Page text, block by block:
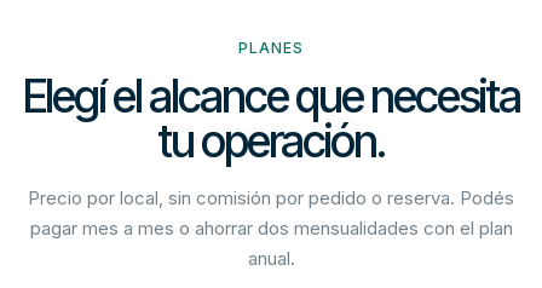
PLANES
Elegí el alcance que necesita
tu operación.
Precio por local, sin comisión por pedido o reserva. Podés
pagar mes a mes o ahorrar dos mensualidades con el plan
anual.